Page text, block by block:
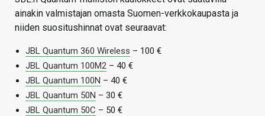
ainakin valmistajan omasta Suomen-verkkokaupasta ja
niiden suositushinnat ovat seuraavat:
JBL Quantum 360 Wireless – 100 €
JBL Quantum 100M2 – 40 €
JBL Quantum 100N – 40 €
JBL Quantum 50N – 30 €
JBL Quantum 50C – 50 €